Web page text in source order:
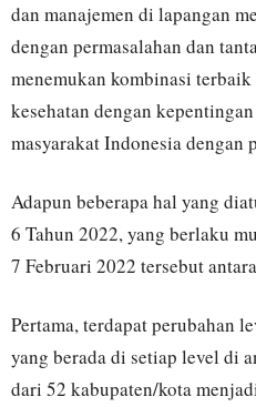
dan manajemen di lapangan
dengan permasalahan dan
menemukan kombinasi
kesehatan dengan
masyarakat Indonesia dengan
Adapun beberapa hal yang
6 Tahun 2022, yang berlaku
7 Februari 2022 tersebut
Pertama, terdapat perubahan
yang berada di setiap level di
dari 52 kabupaten/kota